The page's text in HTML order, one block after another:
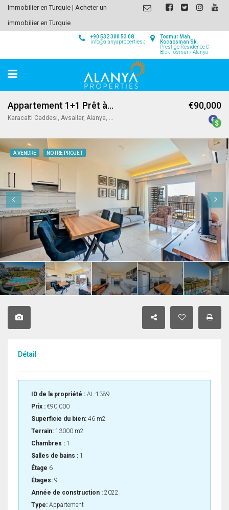
Immobilier en Turquie | Acheter un
immobilier en Turquie
Tosmur Mah,
Kocaosman Sk.
Prestige Residence C
Blok Tosmur / Alanya
+90 532 300 53 08
info@alanyaproperties.com
Appartement 1+1 Prêt à Emménager à Avsallar / Alanya
Karacalti Caddesi, Avsallar, Alanya, Antalya, Akdeniz Bölgesi, 07407, Türkiye
€90,000
A VENDRE NOTRE PROJET
Détail
ID de la propriété : AL-1389
Prix : €90,000
Superficie du bien: 46 m2
Terrain: 13000 m2
Chambres : 1
Salles de bains : 1
Étage 6
Étages: 9
Année de construction : 2022
Type: Appartement